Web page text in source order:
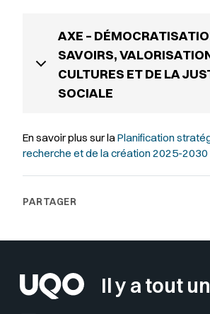
AXE –
SAVOIRS,
CULTURES ET DE LA
SOCIALE
En savoir plus sur laPlanification
recherche et de la création 2025-2030
Il y a tout